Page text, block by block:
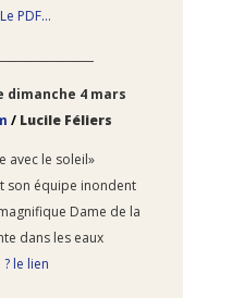
PDF…
dimanche 4 mars
/Lucile Féliers
avec le soleil»
son équipe inondent
Dame de la
dans les eaux
? le lien